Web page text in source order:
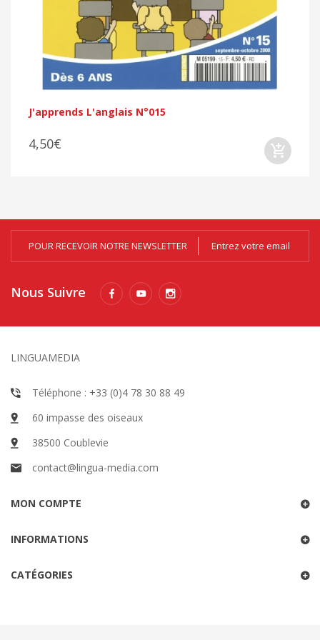
J'apprends L'anglais N°015
4,50€
POUR RECEVOIR NOTRE NEWSLETTER
Nous Suivre
LINGUAMEDIA
Téléphone : +33 (0)4 78 30 88 49
60 impasse des oiseaux
38500 Coublevie
contact@lingua-media.com
MON COMPTE
INFORMATIONS
CATÉGORIES